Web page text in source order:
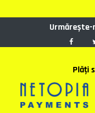
Urmărește-
Plăţi